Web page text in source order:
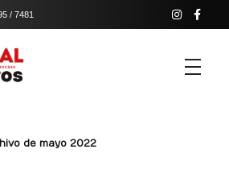
/ 7481
de mayo 2022